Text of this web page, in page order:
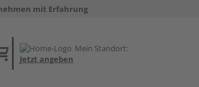
mit Erfahrung
Mein Standort:
Jetzt angeben